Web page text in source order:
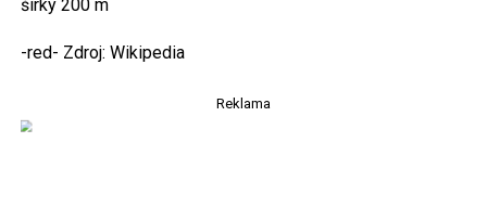
šírky 200 m
-red- Zdroj: Wikipedia
Reklama